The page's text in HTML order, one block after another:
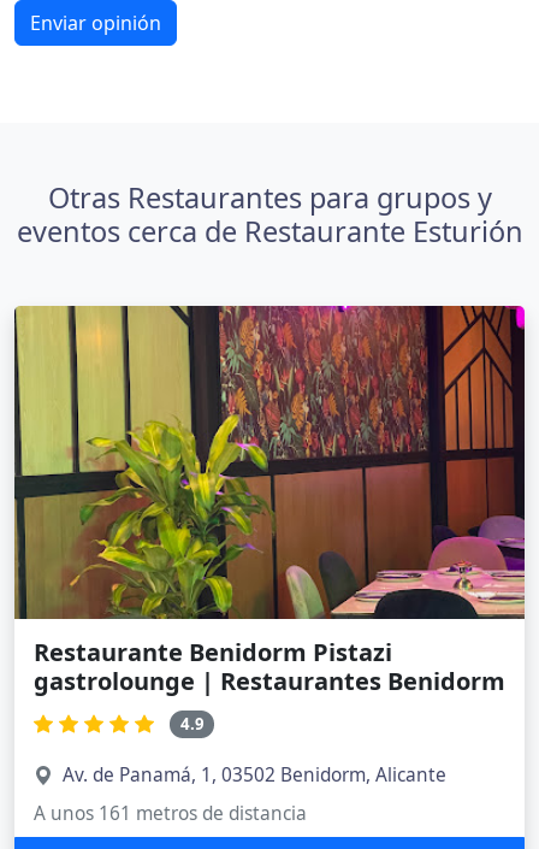
Enviar opinión
Otras Restaurantes para grupos y
eventos cerca de Restaurante Esturión
Restaurante Benidorm Pistazi
gastrolounge | Restaurantes Benidorm
4.9
Av. de Panamá, 1, 03502 Benidorm, Alicante
A unos 161 metros de distancia